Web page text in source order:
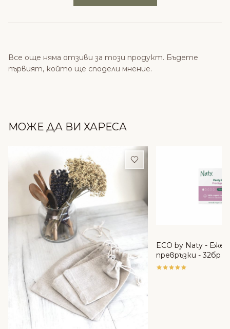
Все още няма отзиви за този продукт. Бъдете
първият, който ще сподели мнение.
МОЖЕ ДА ВИ ХАРЕСА
Добави в любими
ECO by Naty -
превръзки - 32бр